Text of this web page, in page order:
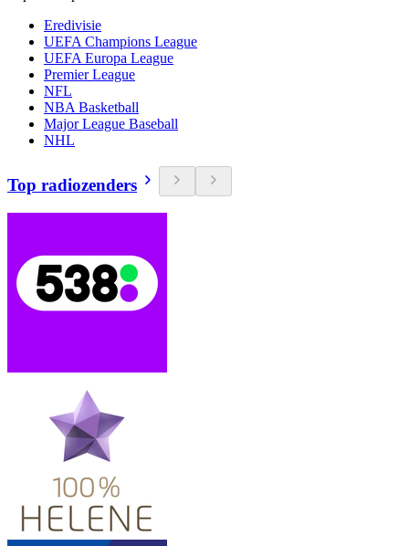
Eredivisie
UEFA Champions League
UEFA Europa League
Premier League
NFL
NBA Basketball
Major League Baseball
NHL
Top radiozenders